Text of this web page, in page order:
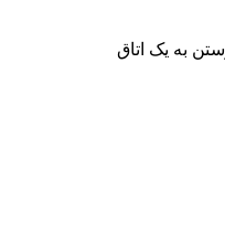
به یک اتاق